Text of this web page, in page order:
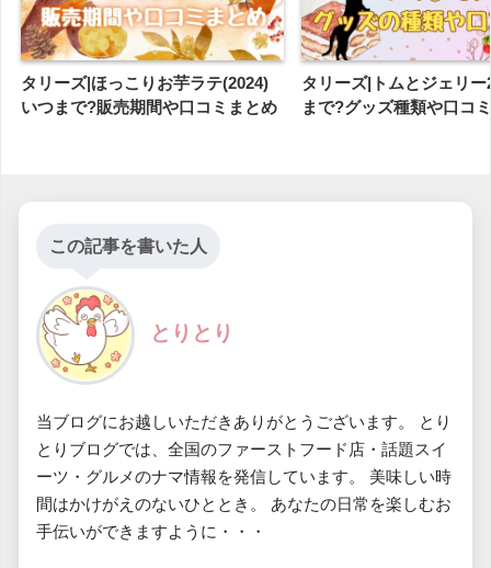
タリーズ|ほっこりお芋ラテ(2024)
いつまで?販売期間や口コミまとめ
タリーズ|トムとジェリー
まで?グッズ種類や口コ
この記事を書いた人
とりとり
当ブログにお越しいただきありがとうございます。 とり
とりブログでは、全国のファーストフード店・話題スイ
ーツ・グルメのナマ情報を発信しています。 美味しい時
間はかけがえのないひととき。 あなたの日常を楽しむお
手伝いができますように・・・